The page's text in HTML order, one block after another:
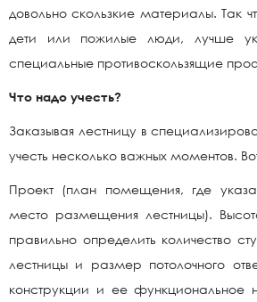
довольно скользкие материалы. Так
дети или пожилые люди, лучше
специальные противоскользящие
Что надо учесть?
Заказывая лестницу в
учесть несколько важных моментов.
Проект (план помещения, где
место размещения лестницы).
правильно определить количество
лестницы и размер потолочного
конструкции и ее функциональное